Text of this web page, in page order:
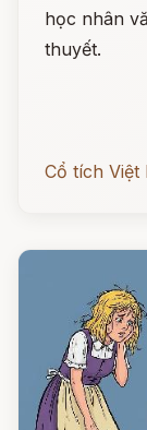
học nhân
thuyết.
Cổ tích Việt